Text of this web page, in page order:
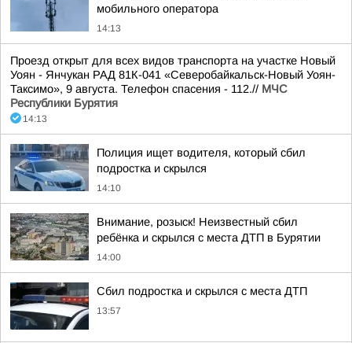
мобильного оператора
14:13
Проезд открыт для всех видов транспорта на участке Новый
Уоян - Янчукан РАД 81К-041 «Северобайкальск-Новый Уоян-
Таксимо», 9 августа. Телефон спасения - 112.// МЧС
Республики Бурятия
14:13
Полиция ищет водителя, который сбил
подростка и скрылся
14:10
Внимание, розыск! Неизвестный сбил
ребёнка и скрылся с места ДТП в Бурятии
14:00
Сбил подростка и скрылся с места ДТП
13:57